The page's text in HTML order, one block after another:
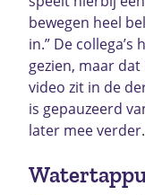
bewegen heel
in.” De
gezien, maar
video zit in de
is gepauzeerd
later mee